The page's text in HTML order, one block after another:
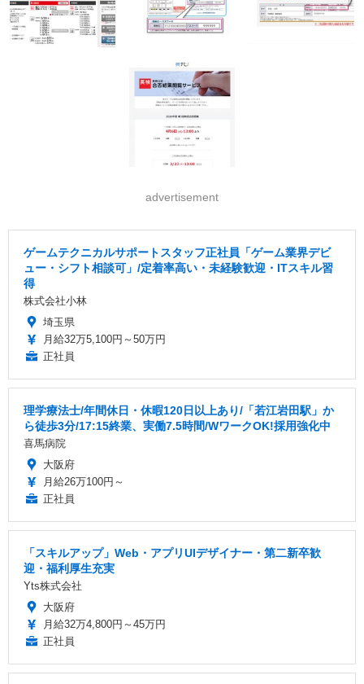
advertisement
ゲームテクニカルサポートスタッフ正社員「ゲーム業界デビ
ュー・シフト相談可」/定着率高い・未経験歓迎・ITスキル習
得
株式会社小林
埼玉県
月給32万5,100円～50万円
正社員
理学療法士/年間休日・休暇120日以上あり/「若江岩田駅」か
ら徒歩3分/17:15終業、実働7.5時間/WワークOK!採用強化中
喜馬病院
大阪府
月給26万100円～
正社員
「スキルアップ」Web・アプリUIデザイナー・第二新卒歓
迎・福利厚生充実
Yts株式会社
大阪府
月給32万4,800円～45万円
正社員